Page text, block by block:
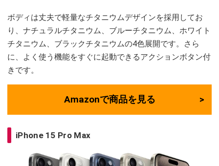
ボディは丈夫で軽量なチタニウムデザインを採用してお
り、ナチュラルチタニウム、ブルーチタニウム、ホワイト
チタニウム、ブラックチタニウムの4色展開です。さら
に、よく使う機能をすぐに起動できるアクションボタン付
きです。
Amazonで商品を見る
iPhone 15 Pro Max